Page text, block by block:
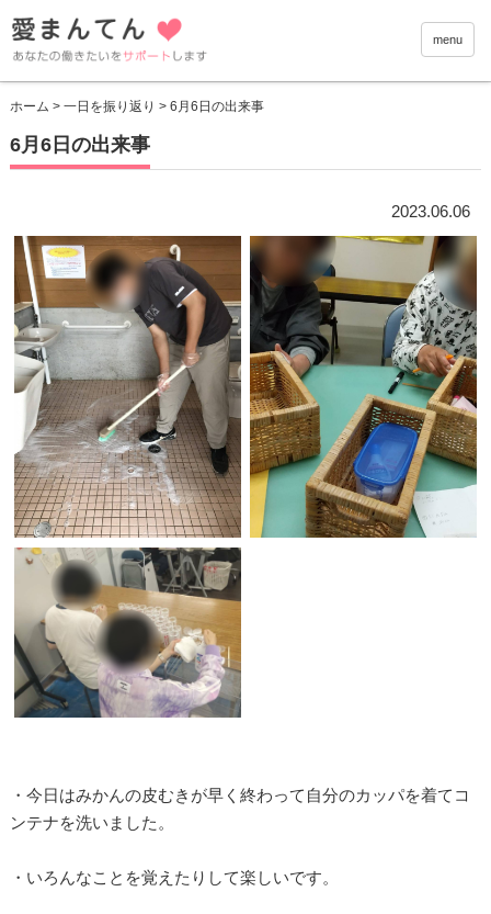
愛まん
menu
ホーム > 一日を振り返り > 6月6日の出来事
6月6日の出来事
2023.06.06
・今日はみかんの皮むきが早く終わって自分のカッパを着てコ
ンテナを洗いました。
・いろんなことを覚えたりして楽しいです。